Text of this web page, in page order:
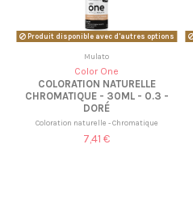
Produit disponible avec d'autres options
Mulato
Color One
COLORATION NATURELLE
CHROMATIQUE - 30ML - 0.3 -
DORÉ
Coloration naturelle - Chromatique
7,41 €